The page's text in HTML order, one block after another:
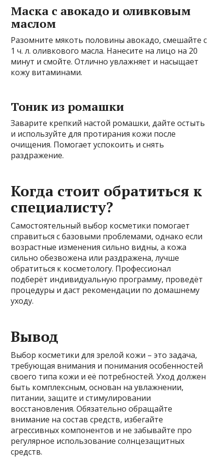
Маска с авокадо и оливковым
маслом
Разомните мякоть половины авокадо, смешайте с
1 ч. л. оливкового масла. Нанесите на лицо на 20
минут и смойте. Отлично увлажняет и насыщает
кожу витаминами.
Тоник из ромашки
Заварите крепкий настой ромашки, дайте остыть
и используйте для протирания кожи после
очищения. Помогает успокоить и снять
раздражение.
Когда стоит обратиться к
специалисту?
Самостоятельный выбор косметики помогает
справиться с базовыми проблемами, однако если
возрастные изменения сильно видны, а кожа
сильно обезвожена или раздражена, лучше
обратиться к косметологу. Профессионал
подберёт индивидуальную программу, проведёт
процедуры и даст рекомендации по домашнему
уходу.
Вывод
Выбор косметики для зрелой кожи – это задача,
требующая внимания и понимания особенностей
своего типа кожи и её потребностей. Уход должен
быть комплексным, основан на увлажнении,
питании, защите и стимулировании
восстановления. Обязательно обращайте
внимание на состав средств, избегайте
агрессивных компонентов и не забывайте про
регулярное использование солнцезащитных
средств.